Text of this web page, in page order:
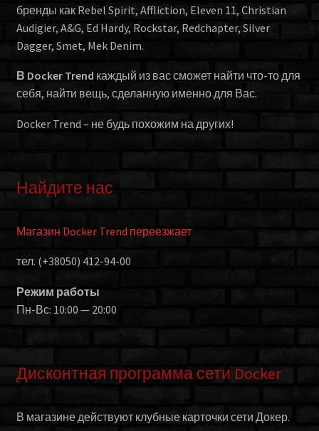
бренды как Rebel Spirit, Affliction, Eleven 11, Christian
Audigier, A&G, Ed Hardy, Rockstar, Redchapter, Silver
Dagger, Smet, Mek Denim.
В Docker Trend каждый из вас сможет найти что-то для
себя, найти вещь, сделанную именно для Вас.
Docker Trend – не будь похожим на других!
Найдите нас
Магазин Docker Trend переезжает
тел. (+38050) 412-94-00
Режим работы
Пн-Вс: 10:00 — 20:00
Дисконтная программа сети Docker
В магазине действуют клубные карточки сети Докер.